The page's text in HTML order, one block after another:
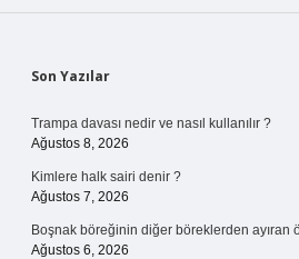
Sidebar
Son Yazılar
Trampa davası nedir ve nasıl kullanılır ?
Ağustos 8, 2026
Kimlere halk sairi denir ?
Ağustos 7, 2026
Boşnak böreğinin diğer böreklerden ayıran
Ağustos 6, 2026